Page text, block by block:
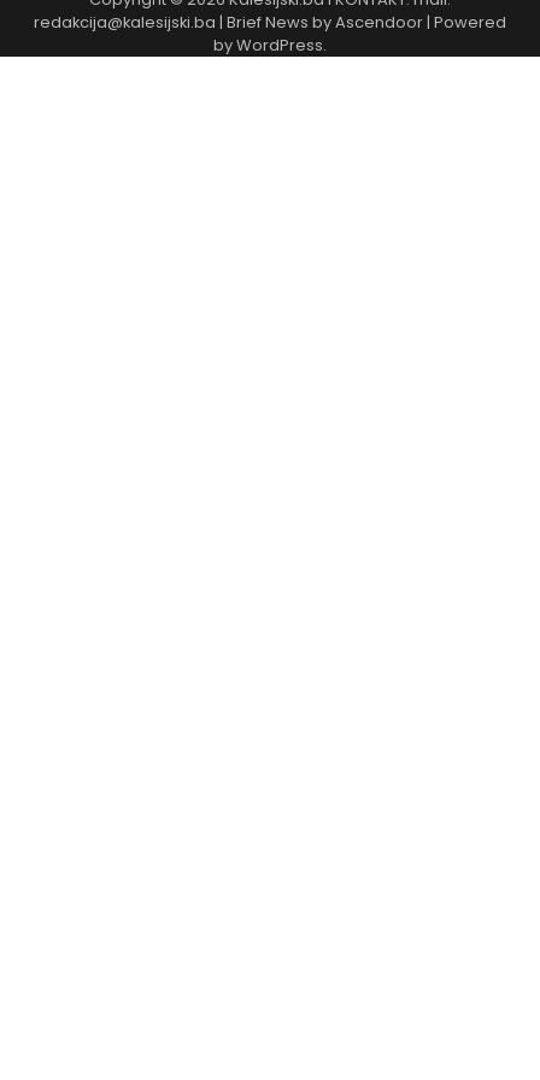
redakcija@kalesijski.ba | Brief News byAscendoor| Powered
byWordPress.